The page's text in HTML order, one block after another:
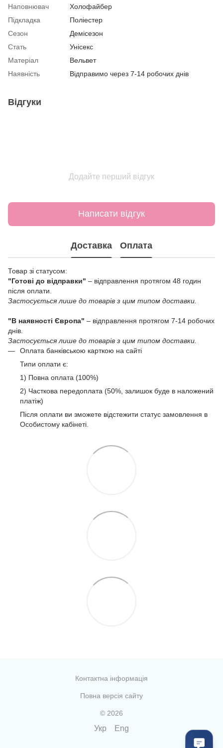
Наповнювач
Холофайбер
Підкладка
Поліестер
Сезон
Демісезон
Стать
Унісекс
Матеріал
Вельвет
Наявність
Відправимо через 7-14 робочих днів
Відгуки
Додайте перший відгук
Написати відгук
Доставка Оплата
Товар зі статусом:
"Готові до відправки" – відправлення протягом 48 годин
після оплати.
Застосується лише до товарів з цим типом доставки.
"В наявності Європа" – відправлення протягом 7-14 робочих
днів.
Застосується лише до товарів з цим типом доставки.
Оплата банківською карткою на сайті
Типи оплати є:
1) Повна оплата (100%)
2) Часткова передоплата (50%, залишок буде в наложений
платіж)
Після оплати ви зможете відстежити статус замовлення в
Особистому кабінеті.
Контактна інформація
Повна версія сайту
© 2026
Укр Eng